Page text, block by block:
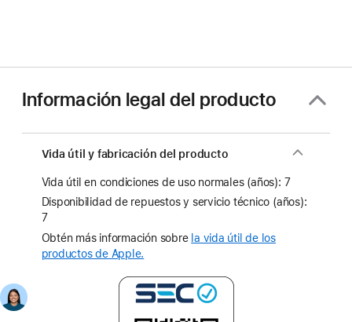
Información legal del producto
Vida útil y fabricación del producto
Vida útil en condiciones de uso normales (años): 7
Disponibilidad de repuestos y servicio técnico (años):
7
Obtén más información sobre la vida útil de los
productos de Apple.
en
una
pestaña
(Se abre en una